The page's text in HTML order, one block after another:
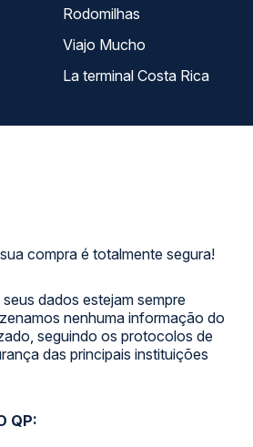
compra é totalmente segura!
dados estejam sempre
nenhuma informação do
seguindo os protocolos de
das principais instituições
Rodomilhas
Viajo Mucho
La terminal Costa Rica
QP: